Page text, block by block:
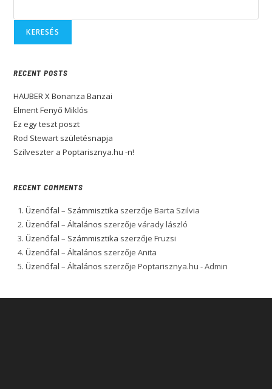
KERESÉS
RECENT POSTS
HAUBER X Bonanza Banzai
Elment Fenyő Miklós
Ez egy teszt poszt
Rod Stewart születésnapja
Szilveszter a Poptarisznya.hu -n!
RECENT COMMENTS
Üzenőfal – Számmisztika szerzőjeBarta Szilvia
Üzenőfal – Általános szerzőjevárady lászló
Üzenőfal – Számmisztika szerzőjeFruzsi
Üzenőfal – Általános szerzőjeAnita
Üzenőfal – Általános szerzőjePoptarisznya.hu - Admin